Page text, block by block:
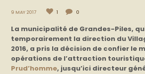
9 MAY 2017 1 0
La municipalité de Grandes-Piles,
temporairement la direction du
2016, a pris la décision de confier le
opérations de l’attraction
Prud’homme, jusqu’ici directeur